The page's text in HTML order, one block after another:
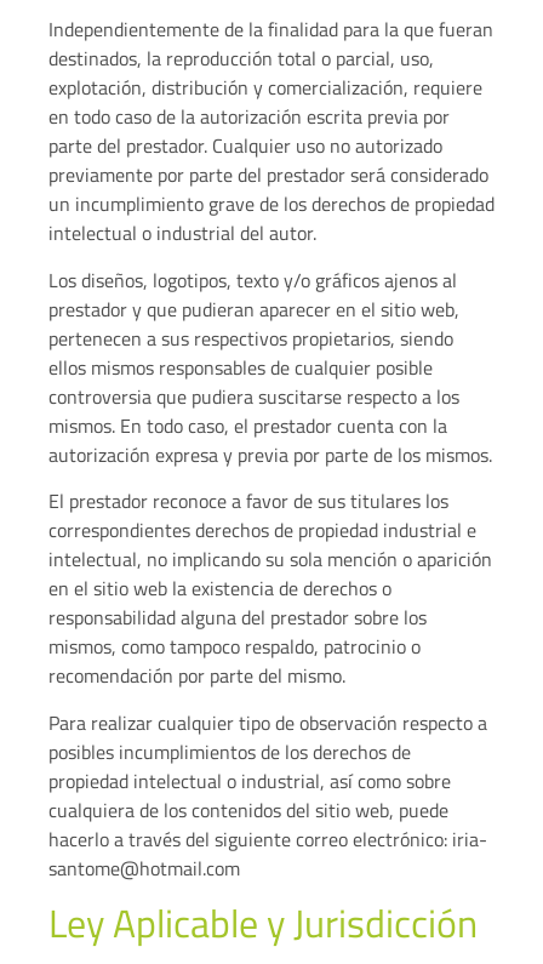
Independientemente de la finalidad para la que fueran
destinados, la reproducción total o parcial, uso,
explotación, distribución y comercialización, requiere
en todo caso de la autorización escrita previa por
parte del prestador. Cualquier uso no autorizado
previamente por parte del prestador será considerado
un incumplimiento grave de los derechos de propiedad
intelectual o industrial del autor.
Los diseños, logotipos, texto y/o gráficos ajenos al
prestador y que pudieran aparecer en el sitio web,
pertenecen a sus respectivos propietarios, siendo
ellos mismos responsables de cualquier posible
controversia que pudiera suscitarse respecto a los
mismos. En todo caso, el prestador cuenta con la
autorización expresa y previa por parte de los mismos.
El prestador reconoce a favor de sus titulares los
correspondientes derechos de propiedad industrial e
intelectual, no implicando su sola mención o aparición
en el sitio web la existencia de derechos o
responsabilidad alguna del prestador sobre los
mismos, como tampoco respaldo, patrocinio o
recomendación por parte del mismo.
Para realizar cualquier tipo de observación respecto a
posibles incumplimientos de los derechos de
propiedad intelectual o industrial, así como sobre
cualquiera de los contenidos del sitio web, puede
hacerlo a través del siguiente correo electrónico: iria-
santome@hotmail.com
Ley Aplicable y Jurisdicción